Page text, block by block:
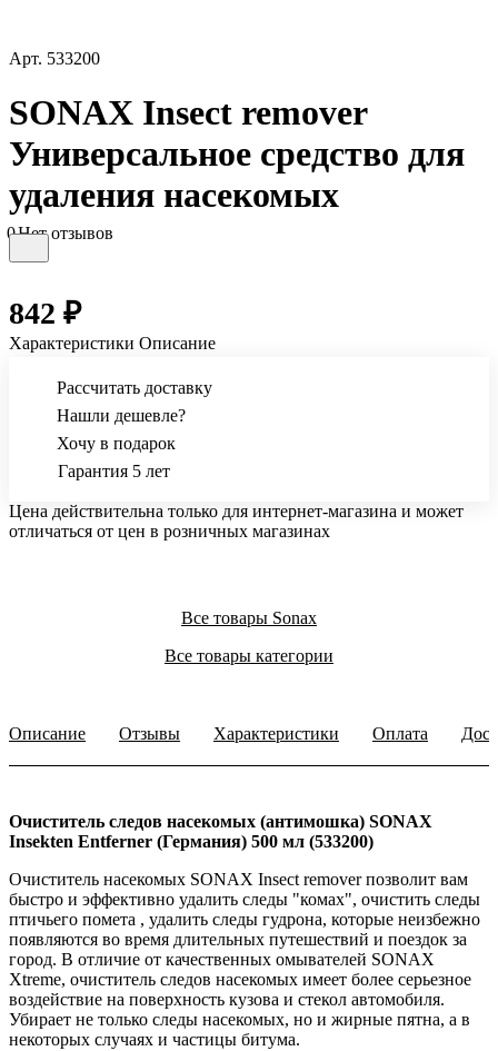
Арт. 533200
SONAX Insect remover
Универсальное средство для
удаления насекомых
0Нет отзывов
842 ₽
Характеристики Описание
Рассчитать доставку
Нашли дешевле?
Хочу в подарок
Гарантия 5 лет
Цена действительна только для интернет-магазина и может
отличаться от цен в розничных магазинах
Все товары Sonax
Все товары категории
Описание Отзывы Характеристики Оплата
Очиститель следов насекомых (антимошка) SONAX
Insekten Entferner (Германия) 500 мл (533200)
Очиститель насекомых SONAX Insect remover позволит вам
быстро и эффективно удалить следы "комах", очистить следы
птичьего помета , удалить следы гудрона, которые неизбежно
появляются во время длительных путешествий и поездок за
город. В отличие от качественных омывателей SONAX
Xtreme, очиститель следов насекомых имеет более серьезное
воздействие на поверхность кузова и стекол автомобиля.
Убирает не только следы насекомых, но и жирные пятна, а в
некоторых случаях и частицы битума.